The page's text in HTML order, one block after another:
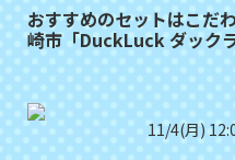
おすすめのセットはこだ
崎市「DuckLuck ダックラ
11/4(月)